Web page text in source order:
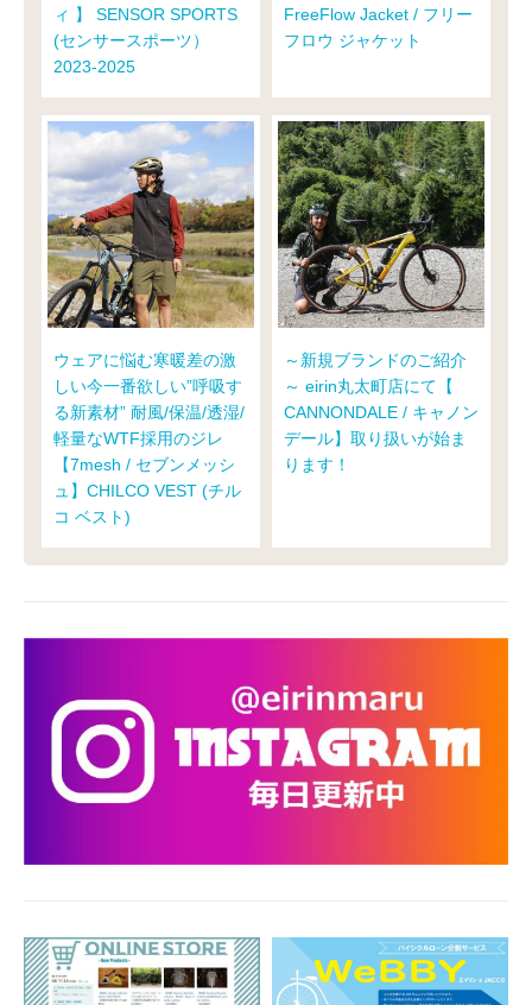
ィ 】 SENSOR SPORTS
(センサースポーツ）
2023-2025
FreeFlow Jacket / フリー
フロウ ジャケット
ウェアに悩む寒暖差の激
しい今一番欲しい”呼吸す
る新素材” 耐風/保温/透湿/
軽量なWTF採用のジレ
【7mesh / セブンメッシ
ュ】CHILCO VEST (チル
コ ベスト)
～新規ブランドのご紹介
～ eirin丸太町店にて【
CANNONDALE / キャノン
デール】取り扱いが始ま
ります！